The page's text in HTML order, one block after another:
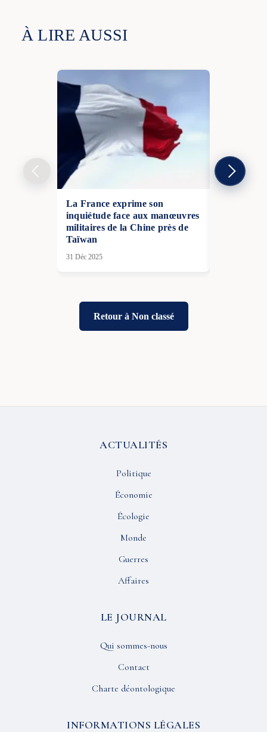
À LIRE AUSSI
La France exprime son
inquiétude face aux manœuvres
militaires de la Chine près de
Taïwan
31 Déc 2025
Retour à Non classé
ACTUALITÉS
Politique
Économie
Écologie
Monde
Guerres
Affaires
LE JOURNAL
Qui sommes-nous
Contact
Charte déontologique
INFORMATIONS LÉGALES